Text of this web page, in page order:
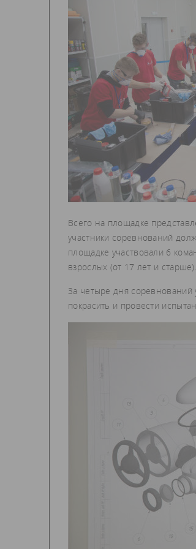
Всего на площадке
участники соревнований
площадке участвовали 6
взрослых (от 17 лет и старше).
За четыре дня соревнований
покрасить и провести